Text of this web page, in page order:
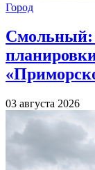
Город
Смольный:
03 августа 2026